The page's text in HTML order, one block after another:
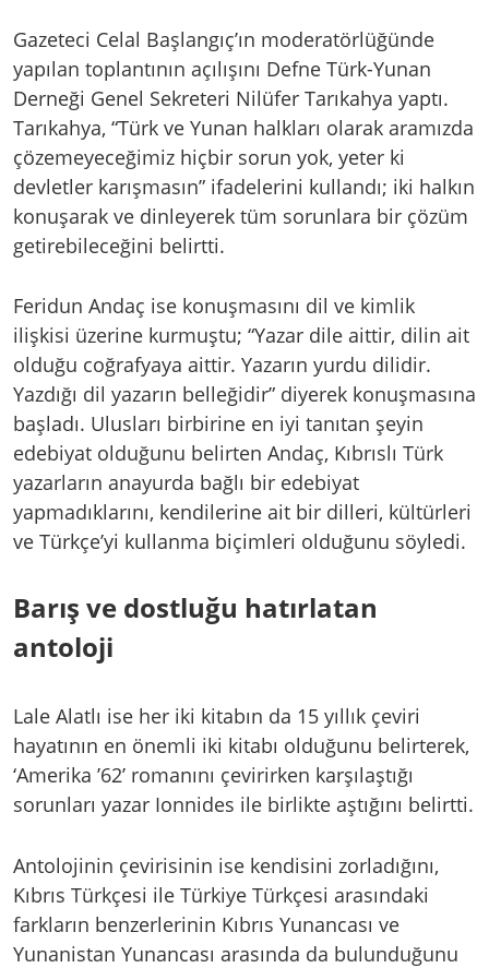
Gazeteci Celal Başlangıç’ın moderatörlüğünde
yapılan toplantının açılışını Defne Türk-Yunan
Derneği Genel Sekreteri Nilüfer Tarıkahya yaptı.
Tarıkahya, “Türk ve Yunan halkları olarak aramızda
çözemeyeceğimiz hiçbir sorun yok, yeter ki
devletler karışmasın” ifadelerini kullandı; iki halkın
konuşarak ve dinleyerek tüm sorunlara bir çözüm
getirebileceğini belirtti.
Feridun Andaç ise konuşmasını dil ve kimlik
ilişkisi üzerine kurmuştu; “Yazar dile aittir, dilin ait
olduğu coğrafyaya aittir. Yazarın yurdu dilidir.
Yazdığı dil yazarın belleğidir” diyerek konuşmasına
başladı. Ulusları birbirine en iyi tanıtan şeyin
edebiyat olduğunu belirten Andaç, Kıbrıslı Türk
yazarların anayurda bağlı bir edebiyat
yapmadıklarını, kendilerine ait bir dilleri, kültürleri
ve Türkçe’yi kullanma biçimleri olduğunu söyledi.
Barış ve dostluğu hatırlatan
antoloji
Lale Alatlı ise her iki kitabın da 15 yıllık çeviri
hayatının en önemli iki kitabı olduğunu belirterek,
‘Amerika ’62’ romanını çevirirken karşılaştığı
sorunları yazar Ionnides ile birlikte aştığını belirtti.
Antolojinin çevirisinin ise kendisini zorladığını,
Kıbrıs Türkçesi ile Türkiye Türkçesi arasındaki
farkların benzerlerinin Kıbrıs Yunancası ve
Yunanistan Yunancası arasında da bulunduğunu